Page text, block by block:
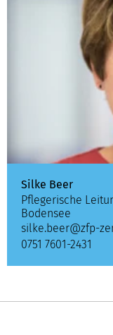
Silke Beer
Pflegerische
Bodensee
silke.beer@zfp-
0751 7601-2431